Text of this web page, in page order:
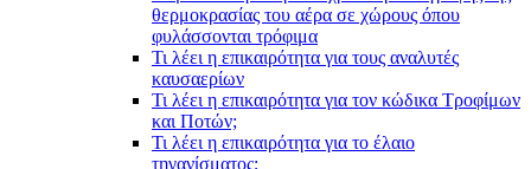
θερμοκρασίας του αέρα σε χώρους όπου
φυλάσσονται τρόφιμα
Τι λέει η επικαιρότητα για τους αναλυτές
καυσαερίων
Τι λέει η επικαιρότητα για τον κώδικα Τροφίμων
και Ποτών;
Τι λέει η επικαιρότητα για τo έλαιο
τηγανίσματος;